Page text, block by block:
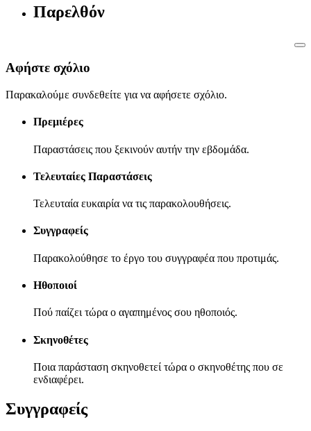
Παρελθόν
Αφήστε σχόλιο
Παρακαλούμε συνδεθείτε για να αφήσετε σχόλιο.
Πρεμιέρες
Παραστάσεις που ξεκινούν αυτήν την εβδομάδα.
Τελευταίες Παραστάσεις
Τελευταία ευκαιρία να τις παρακολουθήσεις.
Συγγραφείς
Παρακολούθησε το έργο του συγγραφέα που προτιμάς.
Ηθοποιοί
Πού παίζει τώρα ο αγαπημένος σου ηθοποιός.
Σκηνοθέτες
Ποια παράσταση σκηνοθετεί τώρα ο σκηνοθέτης που σε
ενδιαφέρει.
Συγγραφείς